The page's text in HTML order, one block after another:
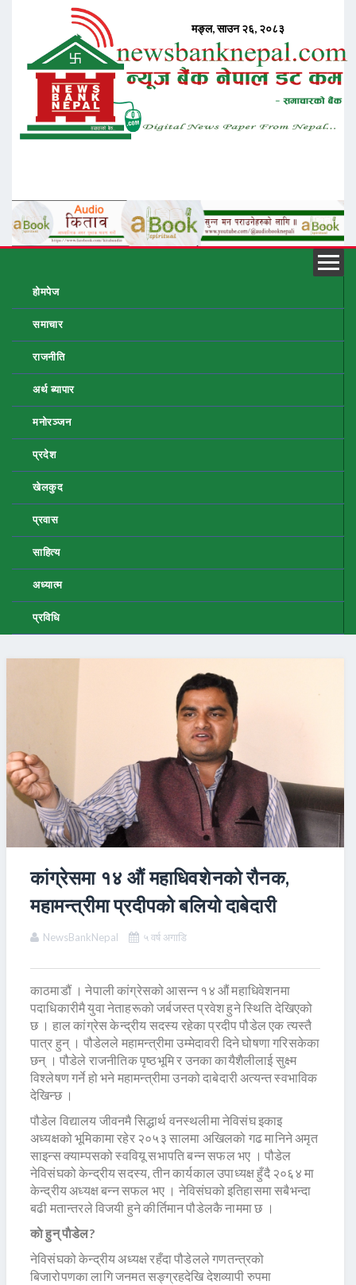
होमपेज
समाचार
राजनीति
अर्थ ब्यापार
मनोरञ्जन
प्रदेश
खेलकुद
प्रवास
साहित्य
अध्यात्म
प्रविधि
कांग्रेसमा १४ औं महाधिवशेनको रौनक,
महामन्त्रीमा प्रदीपको बलियो दाबेदारी
NewsBankNepal ५ वर्ष अगाडि
काठमाडौं । नेपाली कांग्रेसको आसन्न १४ औं महाधिवेशनमा
पदाधिकारीमै युवा नेताहरूको जर्बजस्त प्रवेश हुने स्थिति देखिएको
छ । हाल कांग्रेस केन्द्रीय सदस्य रहेका प्रदीप पौडेल एक त्यस्तै
पात्र हुन् । पौडेलले महामन्त्रीमा उम्मेदावरी दिने घोषणा गरिसकेका
छन् । पौडेले राजनीतिक पृष्ठभूमि र उनका कायैशैलीलाई सुक्ष्म
विश्लेषण गर्ने हो भने महामन्त्रीमा उनको दाबेदारी अत्यन्त स्वभाविक
देखिन्छ ।
पौडेल विद्यालय जीवनमै सिद्धार्थ वनस्थलीमा नेविसंघ इकाइ
अध्यक्षको भूमिकामा रहेर २०५३ सालमा अखिलको गढ मानिने अमृत
साइन्स क्याम्पसको स्ववियू सभापति बन्न सफल भए । पौडेल
नेविसंघको केन्द्रीय सदस्य, तीन कार्यकाल उपाध्यक्ष हुँदै २०६४ मा
केन्द्रीय अध्यक्ष बन्न सफल भए । नेविसंघको इतिहासमा सबैभन्दा
बढी मतान्तरले विजयी हुने कीर्तिमान पौडेलकै नाममा छ ।
काे हुन् पाैडेल?
नेविसंघको केन्द्रीय अध्यक्ष रहँदा पौडेलले गणतन्त्रको
बिजारोपणका लागि जनमत सङ्ग्रहदेखि देशव्यापी रुपमा